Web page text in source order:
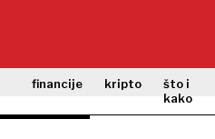
financije kripto
što i
kako